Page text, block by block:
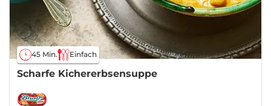
45 Min. Einfach
Scharfe Kichererbsensuppe